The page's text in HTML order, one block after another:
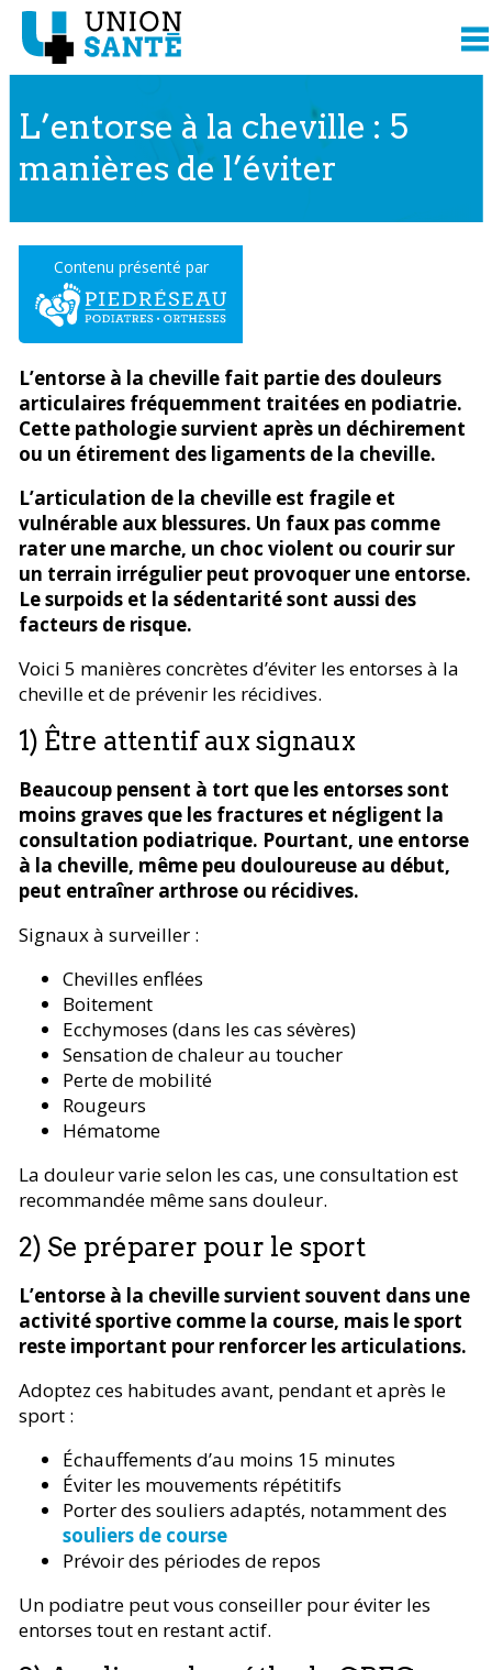
L’entorse à la cheville : 5
manières de l’éviter
Contenu présenté par
L’entorse à la cheville fait partie des douleurs
articulaires fréquemment traitées en podiatrie.
Cette pathologie survient après un déchirement
ou un étirement des ligaments de la cheville.
L’articulation de la cheville est fragile et
vulnérable aux blessures. Un faux pas comme
rater une marche, un choc violent ou courir sur
un terrain irrégulier peut provoquer une entorse.
Le surpoids et la sédentarité sont aussi des
facteurs de risque.
Voici 5 manières concrètes d’éviter les entorses à la
cheville et de prévenir les récidives.
1) Être attentif aux signaux
Beaucoup pensent à tort que les entorses sont
moins graves que les fractures et négligent la
consultation podiatrique. Pourtant, une entorse
à la cheville, même peu douloureuse au début,
peut entraîner arthrose ou récidives.
Signaux à surveiller :
Chevilles enflées
Boitement
Ecchymoses (dans les cas sévères)
Sensation de chaleur au toucher
Perte de mobilité
Rougeurs
Hématome
La douleur varie selon les cas, une consultation est
recommandée même sans douleur.
2) Se préparer pour le sport
L’entorse à la cheville survient souvent dans une
activité sportive comme la course, mais le sport
reste important pour renforcer les articulations.
Adoptez ces habitudes avant, pendant et après le
sport :
Échauffements d’au moins 15 minutes
Éviter les mouvements répétitifs
Porter des souliers adaptés, notamment des
souliers de course
Prévoir des périodes de repos
Un podiatre peut vous conseiller pour éviter les
entorses tout en restant actif.